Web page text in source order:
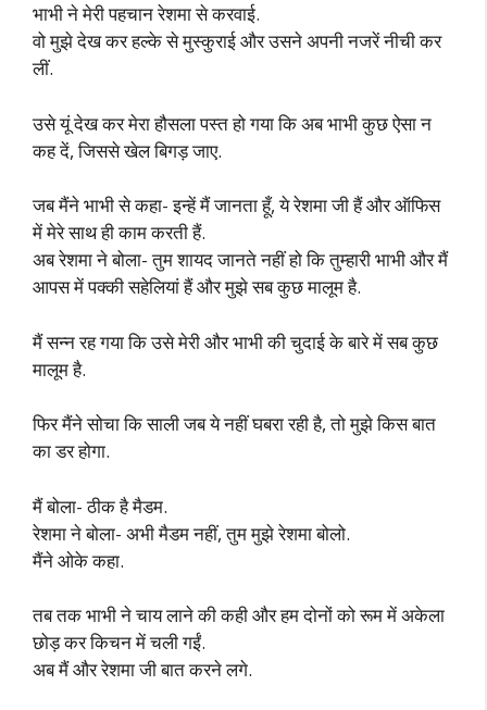
भाभी ने मेरी पहचान रेशमा से करवाई.
वो मुझे देख कर हल्के से मुस्कुराई और उसने अपनी नजरें नीची कर
लीं.
उसे यूं देख कर मेरा हौसला पस्त हो गया कि अब भाभी कुछ ऐसा न
कह दें, जिससे खेल बिगड़ जाए.
जब मैंने भाभी से कहा- इन्हें मैं जानता हूँ, ये रेशमा जी हैं और ऑफिस
में मेरे साथ ही काम करती हैं.
अब रेशमा ने बोला- तुम शायद जानते नहीं हो कि तुम्हारी भाभी और मैं
आपस में पक्की सहेलियां हैं और मुझे सब कुछ मालूम है.
मैं सन्न रह गया कि उसे मेरी और भाभी की चुदाई के बारे में सब कुछ
मालूम है.
फिर मैंने सोचा कि साली जब ये नहीं घबरा रही है, तो मुझे किस बात
का डर होगा.
मैं बोला- ठीक है मैडम.
रेशमा ने बोला- अभी मैडम नहीं, तुम मुझे रेशमा बोलो.
मैंने ओके कहा.
तब तक भाभी ने चाय लाने की कही और हम दोनों को रूम में अकेला
छोड़ कर किचन में चली गईं.
अब मैं और रेशमा जी बात करने लगे.